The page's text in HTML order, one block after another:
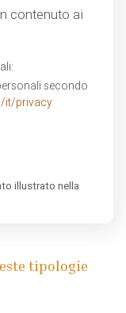
contenuto ai
secondo
/it/privacy
illustrato nella
tipologie